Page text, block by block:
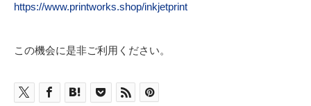
https://www.printworks.shop/inkjetprint
この機会に是非ご利用ください。